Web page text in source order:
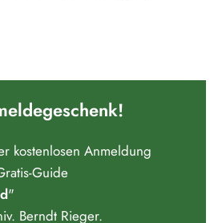
kostenlosen Anmeldung
Guide
"
Berndt Rieger.